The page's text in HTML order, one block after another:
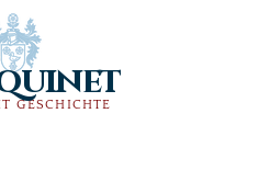
GESCHICHTE